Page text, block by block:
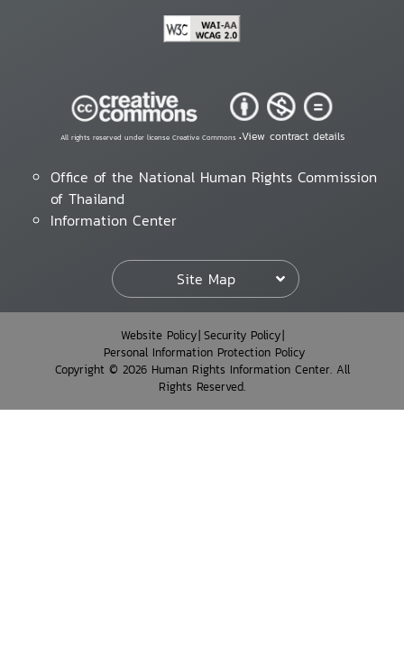
All rights reserved under license Creative Commons •View contract details
Office of the National Human Rights Commission
of Thailand
Information Center
Site Map
Website Policy Security Policy
Personal Information Protection Policy
Copyright © 2026 Human Rights Information Center. All
Rights Reserved.